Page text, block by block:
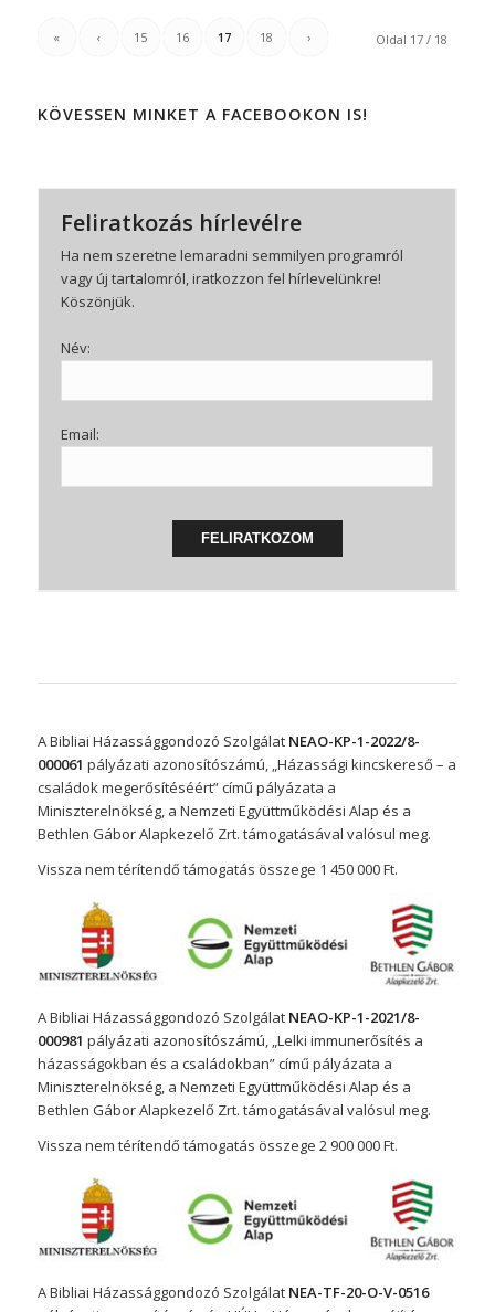
Oldal 17 / 18
« ‹ 15 16 17 18 ›
KÖVESSEN MINKET A FACEBOOKON IS!
Feliratkozás hírlevélre
Ha nem szeretne lemaradni semmilyen programról
vagy új tartalomról, iratkozzon fel hírlevelünkre!
Köszönjük.
Név:
Email:
A Bibliai Házassággondozó Szolgálat NEAO-KP-1-2022/8-
000061 pályázati azonosítószámú, „Házassági kincskereső – a
családok megerősítéséért” című pályázata a
Miniszterelnökség, a Nemzeti Együttműködési Alap és a
Bethlen Gábor Alapkezelő Zrt. támogatásával valósul meg.
Vissza nem térítendő támogatás összege 1 450 000 Ft.
A Bibliai Házassággondozó Szolgálat NEAO-KP-1-2021/8-
000981 pályázati azonosítószámú, „Lelki immunerősítés a
házasságokban és a családokban” című pályázata a
Miniszterelnökség, a Nemzeti Együttműködési Alap és a
Bethlen Gábor Alapkezelő Zrt. támogatásával valósul meg.
Vissza nem térítendő támogatás összege 2 900 000 Ft.
A Bibliai Házassággondozó Szolgálat NEA-TF-20-O-V-0516